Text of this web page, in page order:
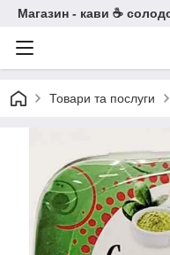
Магазин - кави ☕
Товари та послуги